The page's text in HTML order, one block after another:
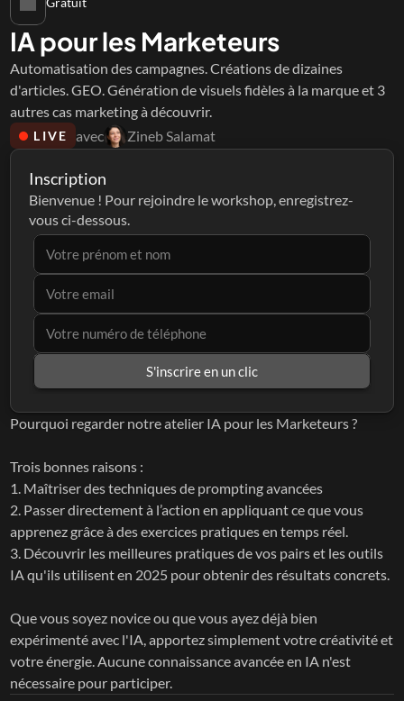
IA pour les Marketeurs
Automatisation des campagnes. Créations de dizaines
d'articles. GEO. Génération de visuels fidèles à la marque et 3
autres cas marketing à découvrir.
LIVE avec Zineb Salamat
Inscription
Bienvenue ! Pour rejoindre le workshop, enregistrez-
vous ci-dessous.
S'inscrire en un clic
Pourquoi regarder notre atelier IA pour les Marketeurs ?
Trois bonnes raisons :
1. Maîtriser des techniques de prompting avancées
2. Passer directement à l’action en appliquant ce que vous
apprenez grâce à des exercices pratiques en temps réel.
3. Découvrir les meilleures pratiques de vos pairs et les outils
IA qu'ils utilisent en 2025 pour obtenir des résultats concrets.
Que vous soyez novice ou que vous ayez déjà bien
expérimenté avec l'IA, apportez simplement votre créativité et
votre énergie. Aucune connaissance avancée en IA n'est
nécessaire pour participer.